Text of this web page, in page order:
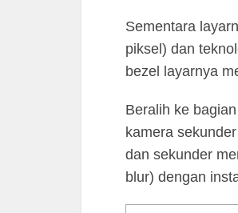
Sementara
piksel) dan
bezel layarnya
Beralih ke
kamera
dan sekunder
blur) dengan